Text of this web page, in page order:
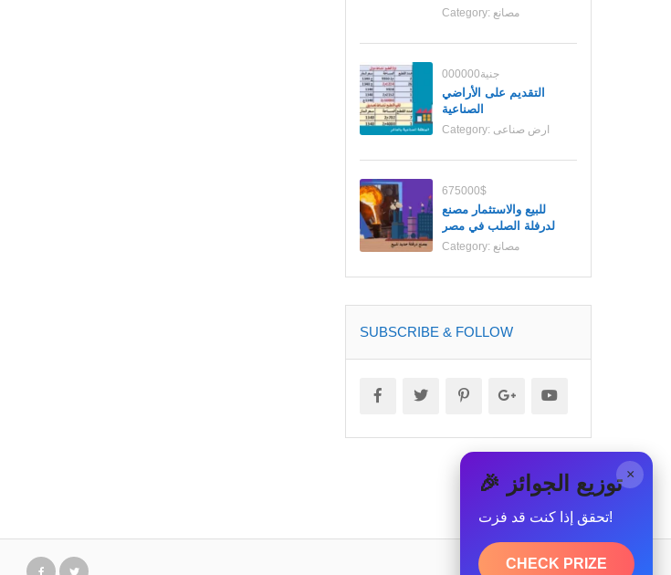
Category: مصانع
000000جنية
التقديم على الأراضي
الصناعية
Category: ارض صناعى
675000$
للبيع والاستثمار مصنع
لدرفلة الصلب في مصر
Category: مصانع
SUBSCRIBE & FOLLOW
× 🎉 توزيع الجوائز
تحقق إذا كنت قد فزت!
CHECK PRIZE